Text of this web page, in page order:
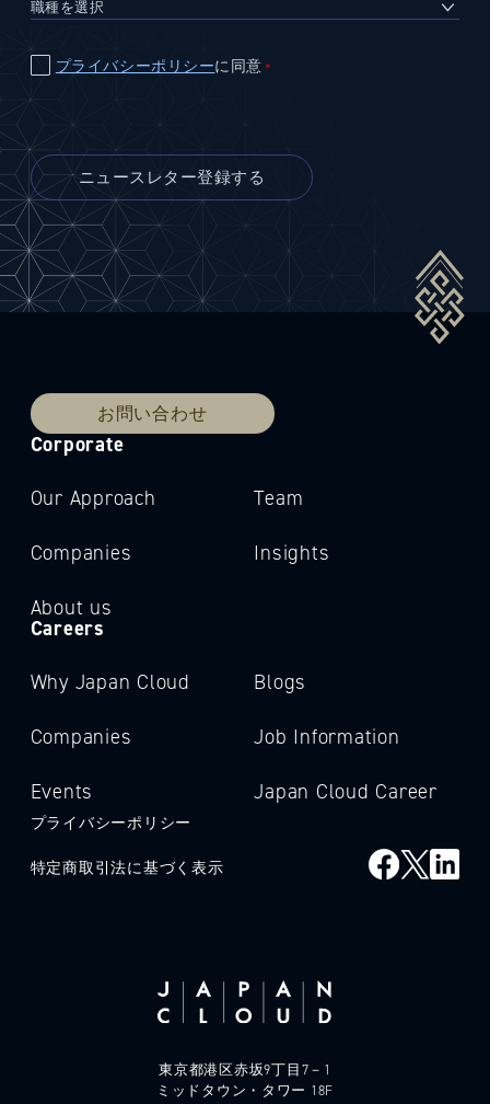
プライバシーポリシーに同意 ＊
お問い合わせ
Corporate
Our Approach
Companies
About us
Team
Insights
Careers
Why Japan Cloud
Companies
Events
Blogs
Job Information
Japan Cloud Career
プライバシーポリシー
特定商取引法に基づく表示
東京都港区赤坂9丁目7－1
ミッドタウン・タワー 18F